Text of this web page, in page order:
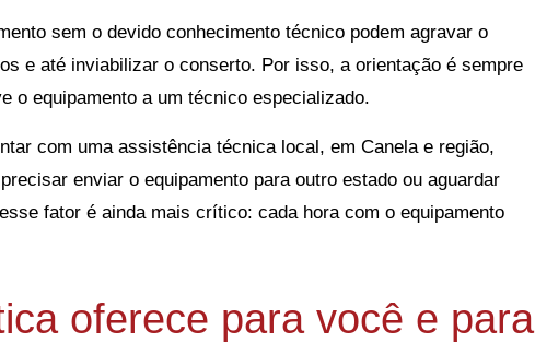
sem o devido conhecimento técnico podem agravar o
e até inviabilizar o conserto. Por isso, a orientação é sempre
o equipamento a um técnico especializado.
com uma assistência técnica local, em Canela e região,
enviar o equipamento para outro estado ou aguardar
fator é ainda mais crítico: cada hora com o equipamento
oferece para você e para